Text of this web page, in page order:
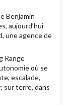
Benjamin
aujourd’hui
une agence de
Range
où se
escalade,
sur terre, dans